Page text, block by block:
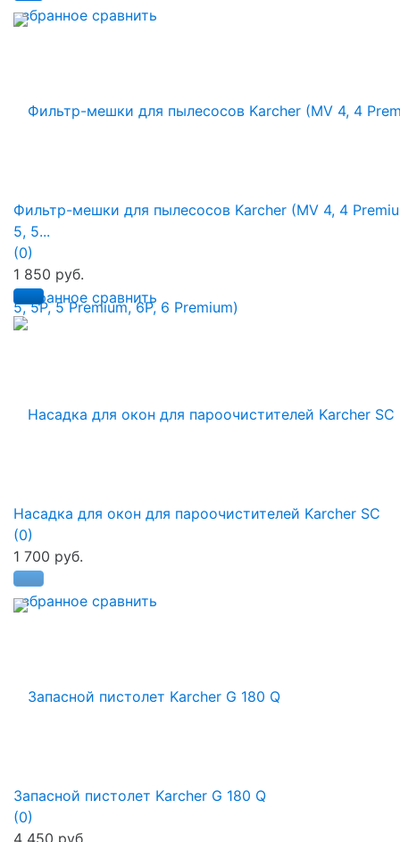
избранное сравнить
избранное сравнить
Фильтр-мешки для пылесосов Karcher (MV 4, 4
5, 5...
(0)
1 850 руб.
избранное сравнить
Насадка для окон для пароочистителей Karcher SC
(0)
1 700 руб.
Запасной пистолет Karcher G 180 Q
(0)
4 450 руб.